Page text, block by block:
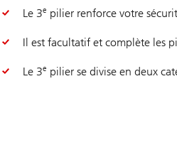
Le 3e pilier renforce votre
Il est facultatif et complète les
Le 3e pilier se divise en deux